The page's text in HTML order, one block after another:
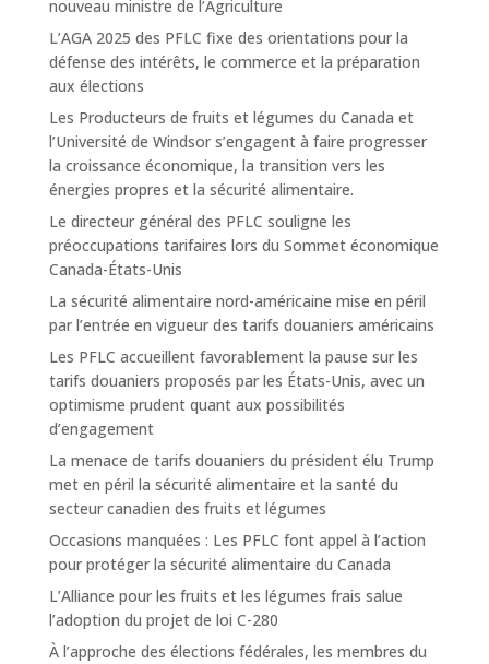
nouveau ministre de l’Agriculture
L’AGA 2025 des PFLC fixe des orientations pour la
défense des intérêts, le commerce et la préparation
aux élections
Les Producteurs de fruits et légumes du Canada et
l’Université de Windsor s’engagent à faire progresser
la croissance économique, la transition vers les
énergies propres et la sécurité alimentaire.
Le directeur général des PFLC souligne les
préoccupations tarifaires lors du Sommet économique
Canada-États-Unis
La sécurité alimentaire nord-américaine mise en péril
par l’entrée en vigueur des tarifs douaniers américains
Les PFLC accueillent favorablement la pause sur les
tarifs douaniers proposés par les États-Unis, avec un
optimisme prudent quant aux possibilités
d’engagement
La menace de tarifs douaniers du président élu Trump
met en péril la sécurité alimentaire et la santé du
secteur canadien des fruits et légumes
Occasions manquées : Les PFLC font appel à l’action
pour protéger la sécurité alimentaire du Canada
L’Alliance pour les fruits et les légumes frais salue
l’adoption du projet de loi C-280
À l’approche des élections fédérales, les membres du